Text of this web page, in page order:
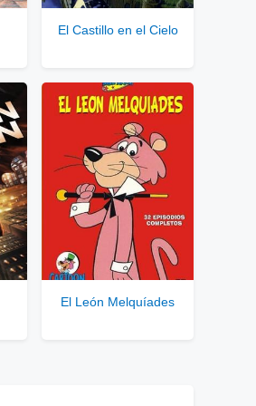
El Castillo en el Cielo
El León Melquíades